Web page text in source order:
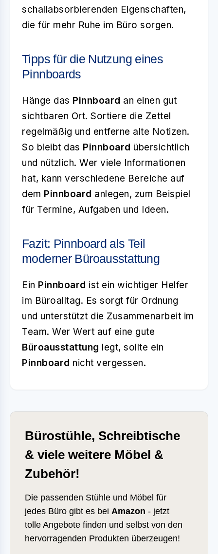
schallabsorbierenden Eigenschaften,
die für mehr Ruhe im Büro sorgen.
Tipps für die Nutzung eines
Pinnboards
Hänge das Pinnboard an einen gut
sichtbaren Ort. Sortiere die Zettel
regelmäßig und entferne alte Notizen.
So bleibt das Pinnboard übersichtlich
und nützlich. Wer viele Informationen
hat, kann verschiedene Bereiche auf
dem Pinnboard anlegen, zum Beispiel
für Termine, Aufgaben und Ideen.
Fazit: Pinnboard als Teil
moderner Büroausstattung
Ein Pinnboard ist ein wichtiger Helfer
im Büroalltag. Es sorgt für Ordnung
und unterstützt die Zusammenarbeit im
Team. Wer Wert auf eine gute
Büroausstattung legt, sollte ein
Pinnboard nicht vergessen.
Bürostühle, Schreibtische
& viele weitere Möbel &
Zubehör!
Die passenden Stühle und Möbel für
jedes Büro gibt es bei Amazon - jetzt
tolle Angebote finden und selbst von den
hervorragenden Produkten überzeugen!